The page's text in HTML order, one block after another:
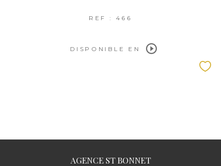
REF : 466
DISPONIBLE EN
AGENCE ST BONNET